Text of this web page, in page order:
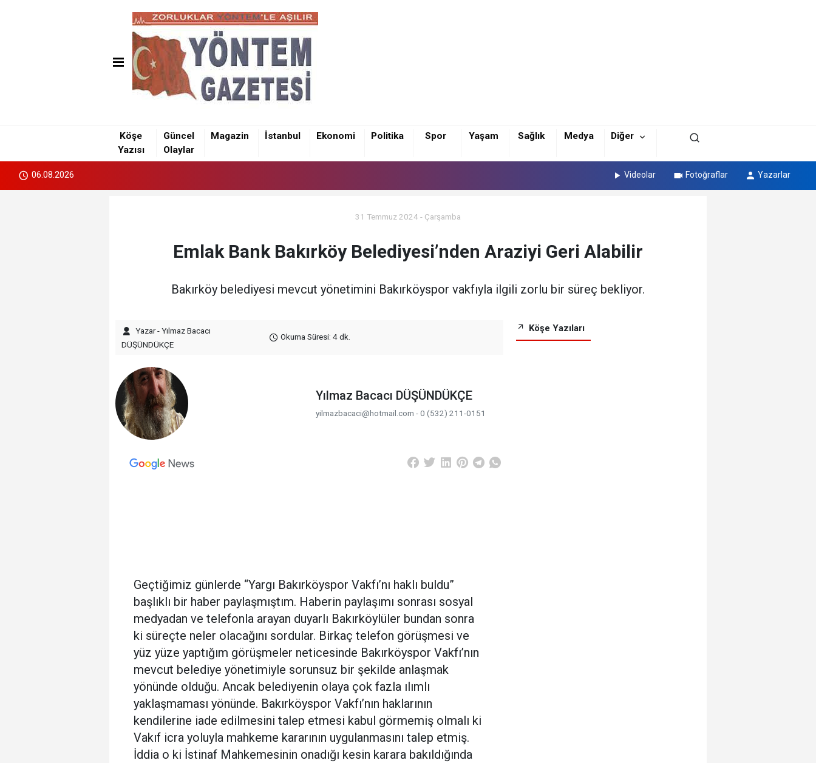
Köşe
Yazısı
Güncel
Olaylar
Magazin İstanbul Ekonomi Politika Spor Yaşam Sağlık Medya Diğer
06.08.2026 Videolar Fotoğraflar Yazarlar
31 Temmuz 2024 - Çarşamba
Emlak Bank Bakırköy Belediyesi’nden Araziyi Geri Alabilir
Bakırköy belediyesi mevcut yönetimini Bakırköyspor vakfıyla ilgili zorlu bir süreç bekliyor.
Yazar - Yılmaz Bacacı
DÜŞÜNDÜKÇE
Okuma Süresi: 4 dk.
Yılmaz Bacacı DÜŞÜNDÜKÇE
yilmazbacaci@hotmail.com - 0 (532) 211-0151
Geçtiğimiz günlerde “Yargı Bakırköyspor Vakfı’nı haklı buldu”
başlıklı bir haber paylaşmıştım. Haberin paylaşımı sonrası sosyal
medyadan ve telefonla arayan duyarlı Bakırköylüler bundan sonra
ki süreçte neler olacağını sordular. Birkaç telefon görüşmesi ve
yüz yüze yaptığım görüşmeler neticesinde Bakırköyspor Vakfı’nın
mevcut belediye yönetimiyle sorunsuz bir şekilde anlaşmak
yönünde olduğu. Ancak belediyenin olaya çok fazla ılımlı
yaklaşmaması yönünde. Bakırköyspor Vakfı’nın haklarının
kendilerine iade edilmesini talep etmesi kabul görmemiş olmalı ki
Vakıf icra yoluyla mahkeme kararının uygulanmasını talep etmiş.
İddia o ki İstinaf Mahkemesinin onadığı kesin karara bakıldığında
Köşe Yazıları